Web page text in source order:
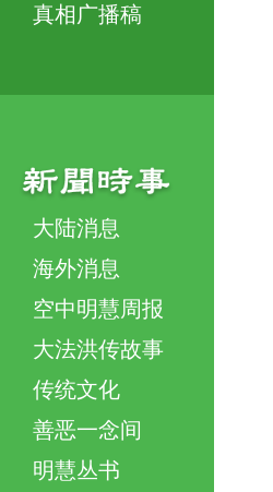
真相广播稿
大陆消息
海外消息
空中明慧周报
大法洪传故事
传统文化
善恶一念间
明慧丛书